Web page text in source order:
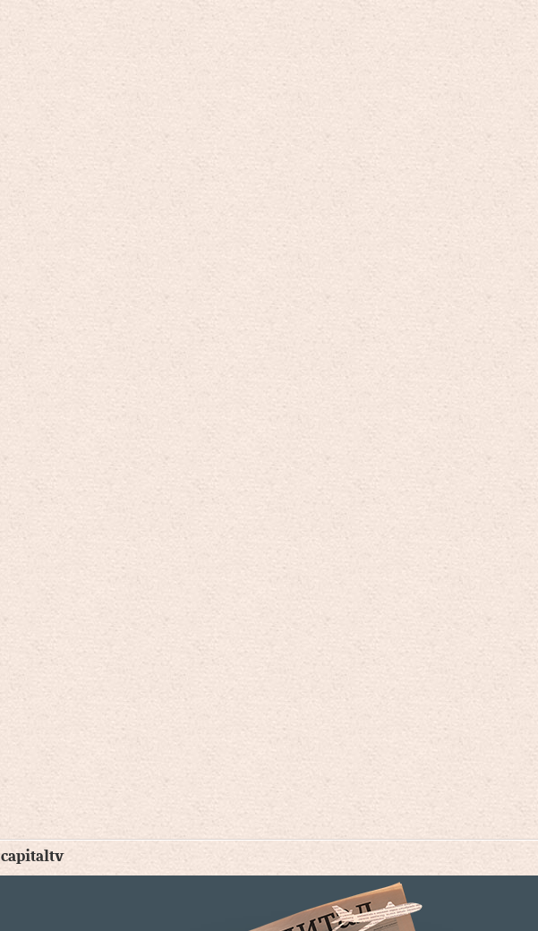
capitaltv